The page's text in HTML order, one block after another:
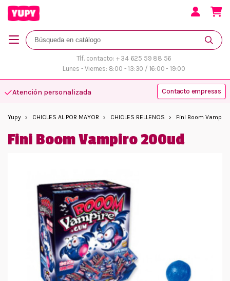
Tlf. contacto: + 34 625 59 88 56
Lunes - Viernes: 8:00 - 13:30 / 16:00 - 19:00
Atención personalizada Contacto empresas
Yupy CHICLES AL POR MAYOR CHICLES RELLENOS Fini Boom
Fini Boom Vampiro 200ud